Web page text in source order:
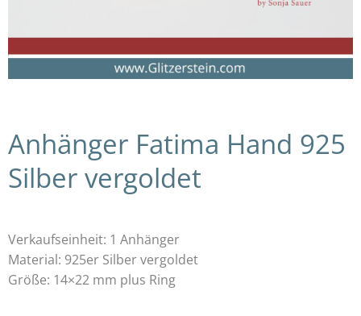
Anhänger Fatima Hand 925
Silber vergoldet
Verkaufseinheit: 1 Anhänger
Material: 925er Silber vergoldet
Größe: 14×22 mm plus Ring